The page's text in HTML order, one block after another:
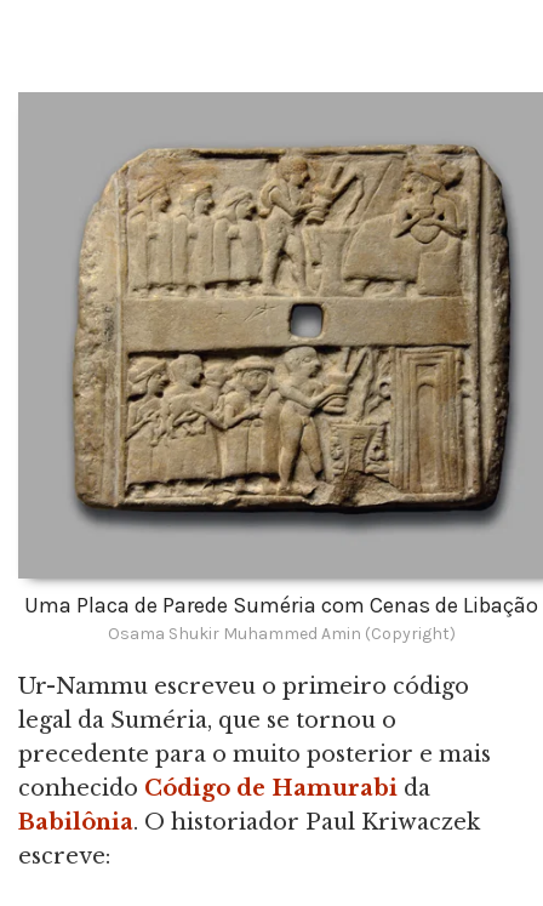
Uma Placa de Parede Suméria com Cenas de Libação
Osama Shukir Muhammed Amin (Copyright)
Ur-Nammu escreveu o primeiro código
legal da Suméria, que se tornou o
precedente para o muito posterior e mais
conhecido Código de Hamurabi da
Babilônia. O historiador Paul Kriwaczek
escreve: